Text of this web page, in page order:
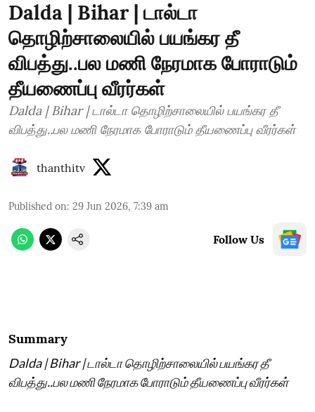
Dalda | Bihar | டால்டா
தொழிற்சாலையில் பயங்கர தீ
விபத்து..பல மணி நேரமாக போராடும்
தீயணைப்பு வீரர்கள்
Dalda | Bihar | டால்டா தொழிற்சாலையில் பயங்கர தீ
விபத்து..பல மணி நேரமாக போராடும் தீயணைப்பு வீரர்கள்
thanthitv
Published on: 29 Jun 2026, 7:39 am
Follow Us
Summary
Dalda | Bihar | டால்டா தொழிற்சாலையில் பயங்கர தீ
விபத்து..பல மணி நேரமாக போராடும் தீயணைப்பு வீரர்கள்